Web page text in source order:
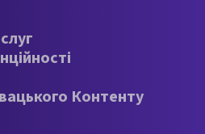
Контенту